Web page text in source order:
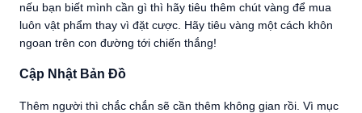
nếu bạn biết mình cần gì thì hãy tiêu thêm chút vàng để mua
luôn vật phẩm thay vì đặt cược. Hãy tiêu vàng một cách khôn
ngoan trên con đường tới chiến thắng!
Cập Nhật Bản Đồ
Thêm người thì chắc chắn sẽ cần thêm không gian rồi. Vì mục